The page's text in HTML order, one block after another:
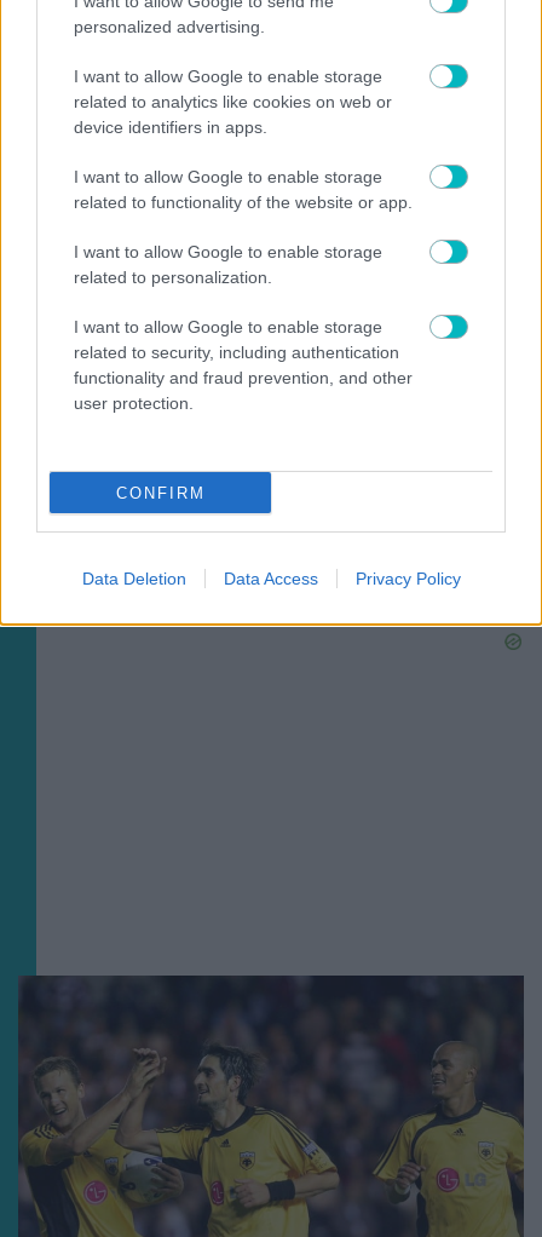
personalized advertising.
I want to allow Google to enable storage
related to analytics like cookies on web or
device identifiers in apps.
I want to allow Google to enable storage
related to functionality of the website or app.
I want to allow Google to enable storage
related to personalization.
I want to allow Google to enable storage
related to security, including authentication
functionality and fraud prevention, and other
user protection.
CONFIRM
Data Deletion Data Access Privacy Policy
ΠΟΔΟΣΦΑΙΡΟ ΑΕΚ
Σαν σήμερα το 2001: Η ιστορική εξάρα της ΑΕΚ στην